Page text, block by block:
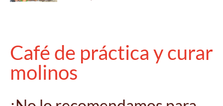
Café de práctica y curar
molinos